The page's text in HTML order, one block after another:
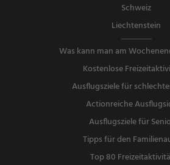
Schweiz
Liechtenstein
Was kann man am
Kostenlose
Ausflugsziele für
Actionreiche
Ausflugsziele für
Tipps für den
Top 80